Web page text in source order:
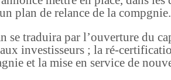
plan de relance de la compgnie.
se traduira par l’ouverture du
investisseurs ; la ré-
et la mise en service de